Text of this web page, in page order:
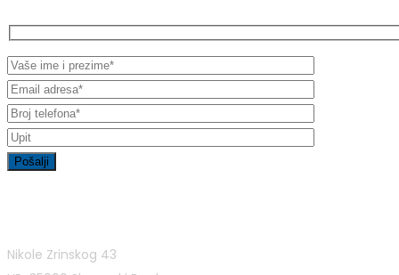
Nikole Zrinskog 43